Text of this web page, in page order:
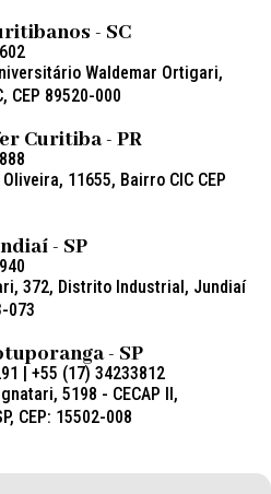
- SC
Waldemar Ortigari,
CEP 89520-000
Curitiba - PR
11655, Bairro CIC CEP
- SP
372, Distrito Industrial, Jundiaí
073
- SP
| +55 (17) 34233812
5198 - CECAP II,
CEP: 15502-008